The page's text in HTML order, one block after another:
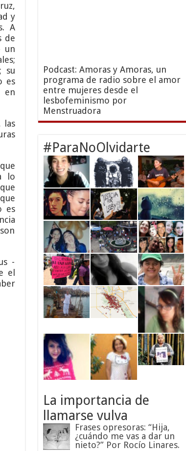
y
A
de
un
su
es
en
las
lo
es
-
el
Podcast: Amoras y Amoras, un
programa de radio sobre el amor
entre mujeres desde el
lesbofeminismo por
Menstruadora
#ParaNoOlvidarte
La importancia de
llamarse vulva
Frases opresoras: “Hija,
¿cuándo me vas a dar un
nieto?” Por Rocío Linares.